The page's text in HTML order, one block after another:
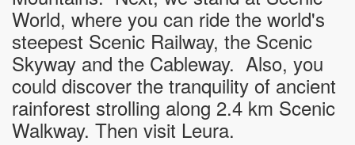
World, where you can ride the world's
steepest Scenic Railway, the Scenic
Skyway and the Cableway. Also, you
could discover the tranquility of ancient
rainforest strolling along 2.4 km Scenic
Walkway. Then visit Leura.